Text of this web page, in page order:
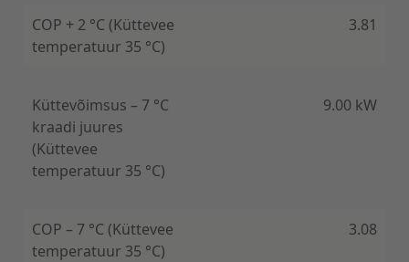
COP + 2 °C (Küttevee
temperatuur 35 °C)
3.81
Küttevõimsus – 7 °C
kraadi juures
(Küttevee
temperatuur 35 °C)
9.00 kW
COP – 7 °C (Küttevee
temperatuur 35 °C)
3.08